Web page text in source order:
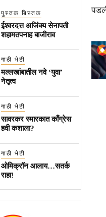
पुस्तक बिस्तक
ईश्वरदत्त अजिंक्य सेनापती
शहामतपनाह बाजीराव
गाठी भेटी
मल्लखांबातील नवे ‘युवा’
नेतृत्व
गाठी भेटी
सावरकर स्मारकात काँग्रेस
हवी कशाला?
गाठी भेटी
ओमिक्रॉन आलाय…सतर्क
राहा!